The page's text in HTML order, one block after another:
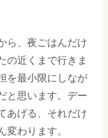
ら、夜ごはんだけ
の近くまで行きま
を最小限にしなが
と思います。デー
あげる、それだけ
変わります。